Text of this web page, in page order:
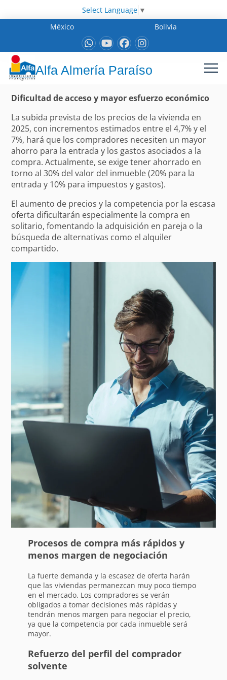
Select Language ▼
México
Bolivia
Alfa Almería Paraíso
Dificultad de acceso y mayor esfuerzo económico
La subida prevista de los precios de la vivienda en
2025, con incrementos estimados entre el 4,7% y el
7%, hará que los compradores necesiten un mayor
ahorro para la entrada y los gastos asociados a la
compra. Actualmente, se exige tener ahorrado en
torno al 30% del valor del inmueble (20% para la
entrada y 10% para impuestos y gastos).
El aumento de precios y la competencia por la escasa
oferta dificultarán especialmente la compra en
solitario, fomentando la adquisición en pareja o la
búsqueda de alternativas como el alquiler
compartido.
Procesos de compra más rápidos y
menos margen de negociación
La fuerte demanda y la escasez de oferta harán
que las viviendas permanezcan muy poco tiempo
en el mercado. Los compradores se verán
obligados a tomar decisiones más rápidas y
tendrán menos margen para negociar el precio,
ya que la competencia por cada inmueble será
mayor.
Refuerzo del perfil del comprador
solvente